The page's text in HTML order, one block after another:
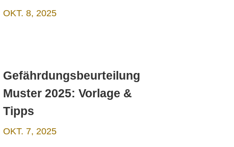
OKT. 8, 2025
Gefährdungsbeurteilung
Muster 2025: Vorlage &
Tipps
OKT. 7, 2025